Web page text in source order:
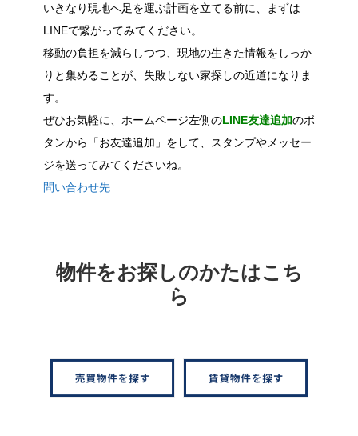
いきなり現地へ足を運ぶ計画を立てる前に、まずは
LINEで繋がってみてください。
移動の負担を減らしつつ、現地の生きた情報をしっか
りと集めることが、失敗しない家探しの近道になりま
す。
ぜひお気軽に、ホームページ左側のLINE友達追加のボ
タンから「お友達追加」をして、スタンプやメッセー
ジを送ってみてくださいね。
問い合わせ先
物件をお探しのかたはこち
ら